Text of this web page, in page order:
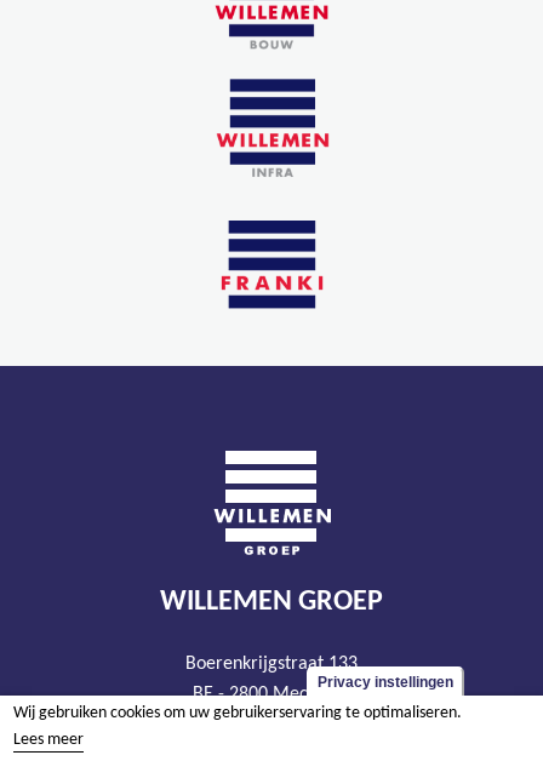
WILLEMEN GROEP
Boerenkrijgstraat 133
BE - 2800 Mechelen
tel +32 15 569 965
Privacy instellingen
Wij gebruiken cookies om uw gebruikerservaring te optimaliseren.
Lees meer